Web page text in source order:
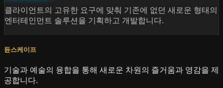
클라이언트의 고유한 요구에 맞춰 기존에 없던 새로운 형태의
엔터테인먼트 솔루션을 기획하고 개발합니다.
듄스케이프
기술과 예술의 융합을 통해 새로운 차원의 즐거움과 영감을 제
공합니다.